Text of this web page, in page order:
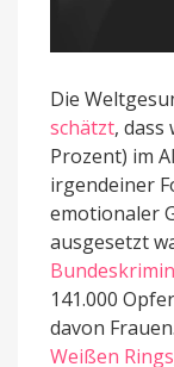
Die
schätzt, dass
Prozent) im
irgendeiner
emotionaler
ausgesetzt
141.000
davon
Weißen Rings